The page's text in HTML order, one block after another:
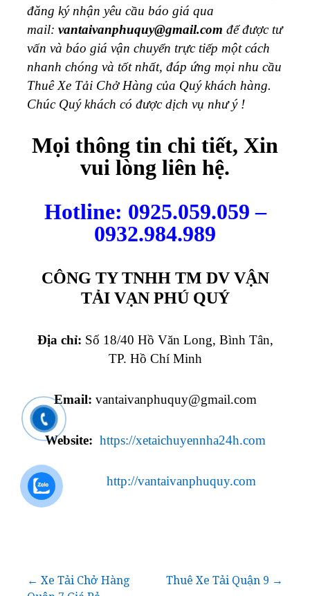
đăng ký nhận yêu cầu báo giá qua
mail: vantaivanphuquy@gmail.com để được tư
vấn và báo giá vận chuyển trực tiếp một cách
nhanh chóng và tốt nhất, đáp ứng mọi nhu cầu
Thuê Xe Tải Chở Hàng của Quý khách hàng.
Chúc Quý khách có được dịch vụ như ý !
Mọi thông tin chi tiết, Xin
vui lòng liên hệ.
Hotline: 0925.059.059 –
0932.984.989
CÔNG TY TNHH TM DV VẬN
TẢI VẠN PHÚ QUÝ
Địa chỉ: Số 18/40 Hồ Văn Long, Bình Tân,
TP. Hồ Chí Minh
Email: vantaivanphuquy@gmail.com
Website: https://xetaichuyennha24h.com
http://vantaivanphuquy.com
Điều
← Xe Tải Chở Hàng
Thuê Xe Tải Quận 9 →